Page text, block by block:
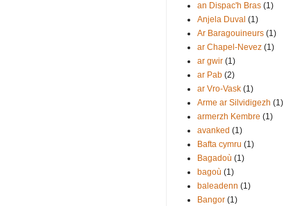
an Dispac'h Bras (1)
Anjela Duval (1)
Ar Baragouineurs (1)
ar Chapel-Nevez (1)
ar gwir (1)
ar Pab (2)
ar Vro-Vask (1)
Arme ar Silvidigezh (1)
armerzh Kembre (1)
avanked (1)
Bafta cymru (1)
Bagadoù (1)
bagoù (1)
baleadenn (1)
Bangor (1)